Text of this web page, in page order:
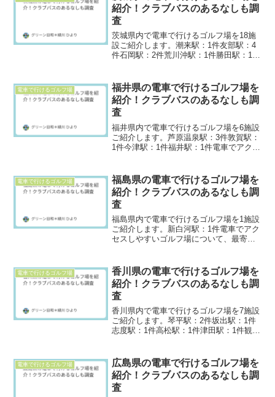
紹介！クラブバスのあるなしも調
査
茨城県内で電車で行けるゴルフ場を18施
設ご紹介します。潮来駅：1件友部駅：4
件石岡駅：2件荒川沖駅：1件勝田駅：1件
神崎駅：2件神立駅：2件電車で行きやす
い各ゴル...
電車で行けるゴルフ場
福井県の電車で行けるゴルフ場を
紹介！クラブバスのあるなしも調
査
福井県内で電車で行けるゴルフ場を6施設
ご紹介します。芦原温泉駅：3件敦賀駅：
1件今津駅：1件福井駅：1件電車でアクセ
ご確認ください。このページがとても探
しやすい！＞関東...
電車で行けるゴルフ場
福島県の電車で行けるゴルフ場を
紹介！クラブバスのあるなしも調
査
福島県内で電車で行けるゴルフ場を1施設
ご紹介します。新白河駅：1件電車でアク
セスしやすいゴルフ場について、最寄駅
とても探しやすい！＞関東エリアで電車
で行けるゴルフ場を地...
電車で行けるゴルフ場
香川県の電車で行けるゴルフ場を
紹介！クラブバスのあるなしも調
査
香川県内で電車で行けるゴルフ場を7施設
ご紹介します。琴平駅：2件坂出駅：1件
志度駅：1件高松駅：1件津田駅：1件観音
バスの有無を確認してみてくださいね。
このページがと...
電車で行けるゴルフ場
広島県の電車で行けるゴルフ場を
紹介！クラブバスのあるなしも調
査